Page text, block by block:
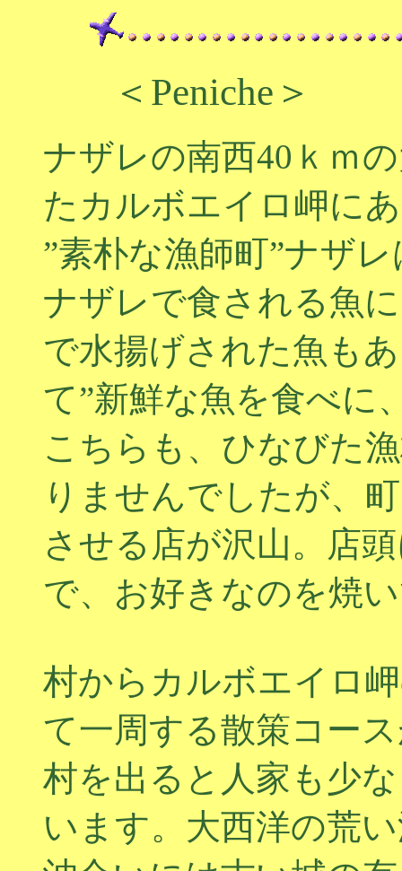
＜Peniche＞
ナザレの南西40ｋｍ
たカルボエイロ岬に
”素朴な漁師町”ナザ
ナザレで食される魚
で水揚げされた魚も
て”新鮮な魚を食べ
こちらも、ひなびた
りませんでしたが、
させる店が沢山。店
で、お好きなのを焼
村からカルボエイロ
て一周する散策コー
村を出ると人家も少
います。大西洋の荒